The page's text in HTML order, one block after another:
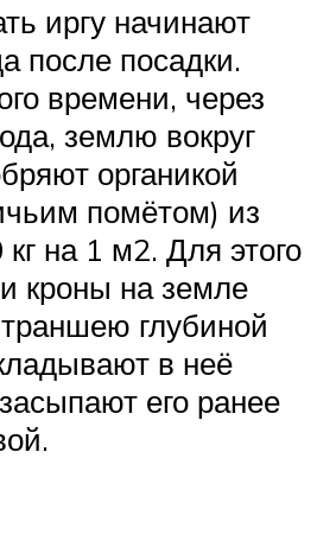
иргу начинают
после посадки.
времени, через
землю вокруг
органикой
помётом) из
на 1 м2. Для этого
кроны на земле
глубиной
в неё
его ранее